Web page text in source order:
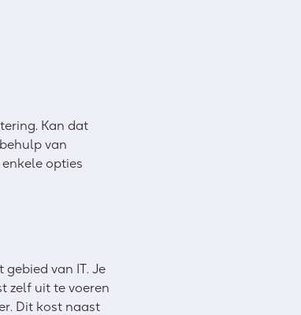
Kan dat
van
opties
van IT. Je
zelf uit te voeren
Dit kost naast